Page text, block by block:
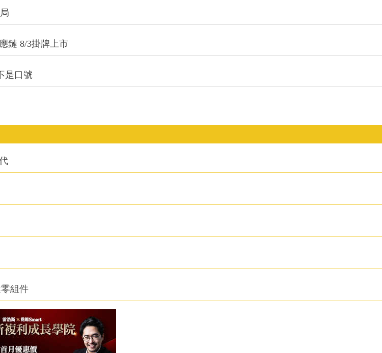
鏈 8/3掛牌上市
是口號
組件